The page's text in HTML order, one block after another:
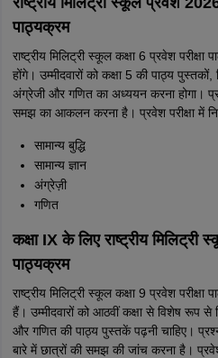
पाठ्यक्रम
राष्ट्रीय मिलिट्री स्कूल कक्षा 6 प्रवेश
होंगे। उम्मीदवारों को कक्षा 5 की पाठ्य पुस्तकों,
अंग्रेजी और गणित का अध्ययन करना होगा।
समझ का आकलन करना है। प्रवेश परीक्षा में
सामान्य बुद्धि
सामान्य ज्ञान
अंग्रेज़ी
गणित
कक्षा IX के लिए राष्ट्रीय मिलिट्री
पाठ्यक्रम
राष्ट्रीय मिलिट्री स्कूल कक्षा 9 प्रवेश
हैं। उम्मीदवारों को आठवीं कक्षा से विशेष रूप से
और गणित की पाठ्य पुस्तकें पढ़नी चाहिए।
बारे में छात्रों की समझ की जांच करना है। प्रवेश